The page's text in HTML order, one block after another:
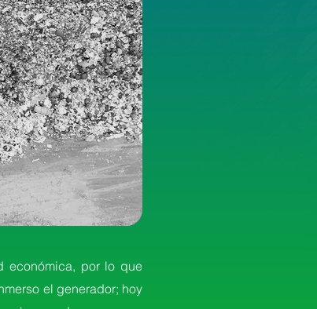
económica, por lo que
el generador; hoy